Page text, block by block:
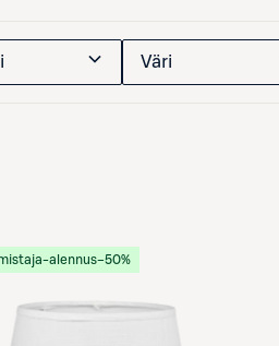
Väri
alennus−50%